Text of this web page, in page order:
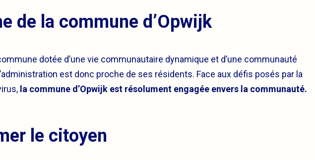
de la commune d’Opwijk
dotée d’une vie communautaire dynamique et d’une communauté
est donc proche de ses résidents. Face aux défis posés par la
la commune d’Opwijk est résolument engagée envers la communauté.
le citoyen